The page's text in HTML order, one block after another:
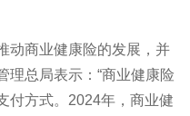
动商业健康险的发展，并
理总局表示：“商业健康险
付方式。2024年，商业健